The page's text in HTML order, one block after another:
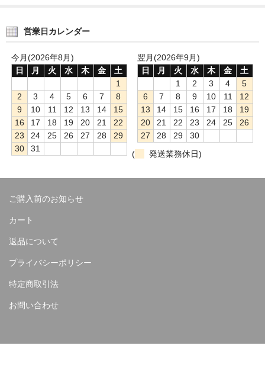
営業日カレンダー
今月(2026年8月)
日
月 火 水 木 金
土
1
2
3 4 5 6 7
8
9
10 11 12 13 14
15
16
17 18 19 20 21
22
23
24 25 26 27 28
29
30
31
翌月(2026年9月)
日
月 火 水 木 金
土
1
2 3 4
5
6
7 8 9 10 11
12
13
14 15 16 17 18
19
20
21 22 23 24 25
26
27
28 29
30
(
発送業務休日)
ご購入前のお知らせ
カート
返品について
プライバシーポリシー
特定商取引法
お問い合わせ